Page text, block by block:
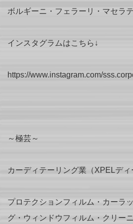
ボルギーニ・フェラーリ・マセラテ
インスタグラムはこちら↓
https://www.instagram.com/
～極芸～
カーディテーリング業（XPELディ
プロテクションフィルム・カーラ
グ・ウィンドウフィルム・クリー